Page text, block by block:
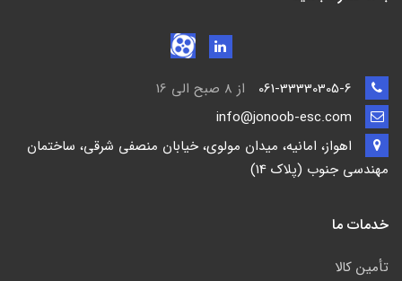
از 8 صبح الی 16
اهواز، امانیه، میدان مولوی، خیابان منصفی شرقی، ساختمان
مهندسی جنوب (پلاک 14)
خدمات ما
تأمين كالا